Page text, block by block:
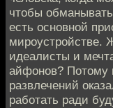
чтобы
есть основной
мироустройстве.
идеалисты и
айфонов? Потому
развлечений
работать ради